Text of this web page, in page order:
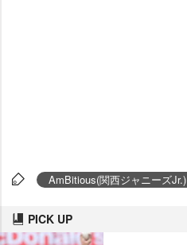
AmBitious(関西ジャニーズJr.)
PICK UP